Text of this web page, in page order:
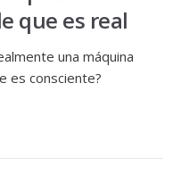
que es real
una máquina
es consciente?